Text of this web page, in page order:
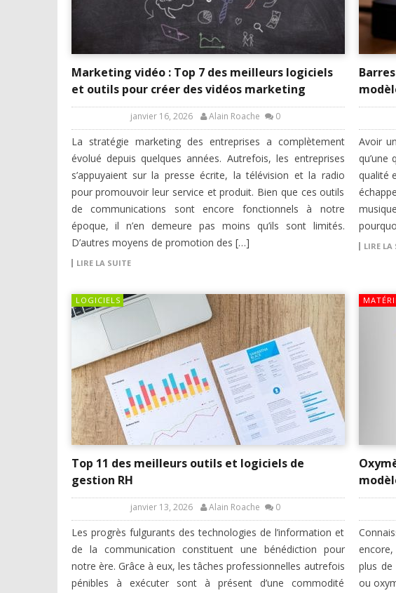
Marketing vidéo : Top 7 des meilleurs logiciels
et outils pour créer des vidéos marketing
janvier 16, 2026 Alain Roache 0
La stratégie marketing des entreprises a complètement
évolué depuis quelques années. Autrefois, les entreprises
s’appuyaient sur la presse écrite, la télévision et la radio
pour promouvoir leur service et produit. Bien que ces outils
de communications sont encore fonctionnels à notre
époque, il n’en demeure pas moins qu’ils sont limités.
D’autres moyens de promotion des […]
LIRE LA SUITE
Avoir
qu’une
qualité
LIRE LA
LOGICIELS
Top 11 des meilleurs outils et logiciels de
gestion RH
janvier 13, 2026 Alain Roache 0
Les progrès fulgurants des technologies de l’information et
de la communication constituent une bénédiction pour
notre ère. Grâce à eux, les tâches professionnelles autrefois
pénibles à exécuter sont à présent d’une commodité
encore,
plus
ou